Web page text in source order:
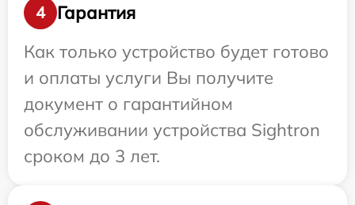
4
Гарантия
Как только устройство будет готово
и оплаты услуги Вы получите
документ о гарантийном
обслуживании устройства Sightron
сроком до 3 лет.